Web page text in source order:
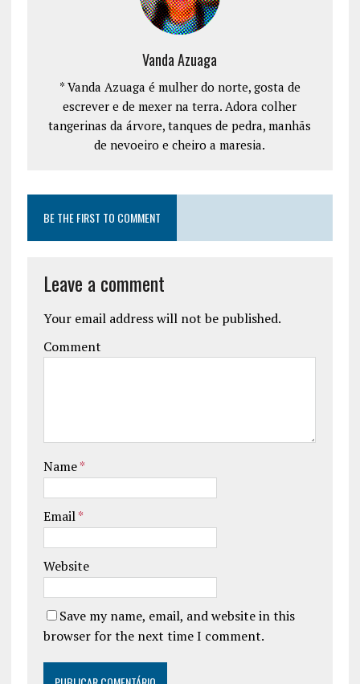
Vanda Azuaga
* Vanda Azuaga é mulher do norte, gosta de
escrever e de mexer na terra. Adora colher
tangerinas da árvore, tanques de pedra, manhãs
de nevoeiro e cheiro a maresia.
BE THE FIRST TO COMMENT
Leave a comment
Your email address will not be published.
Comment
Name*
Email*
Website
Save my name, email, and website in this
browser for the next time I comment.